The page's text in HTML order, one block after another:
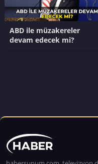
ABD ile müzakereler
devam edecek mi?